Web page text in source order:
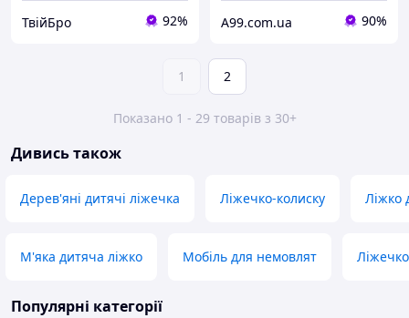
ТвійБро 92% A99.com.ua 90%
1 2
Показано 1 - 29 товарів з 30+
Дивись також
Дерев'яні дитячі ліжечка Ліжечко-колиску Ліжко
М'яка дитяча ліжко Мобіль для немовлят
Популярні категорії